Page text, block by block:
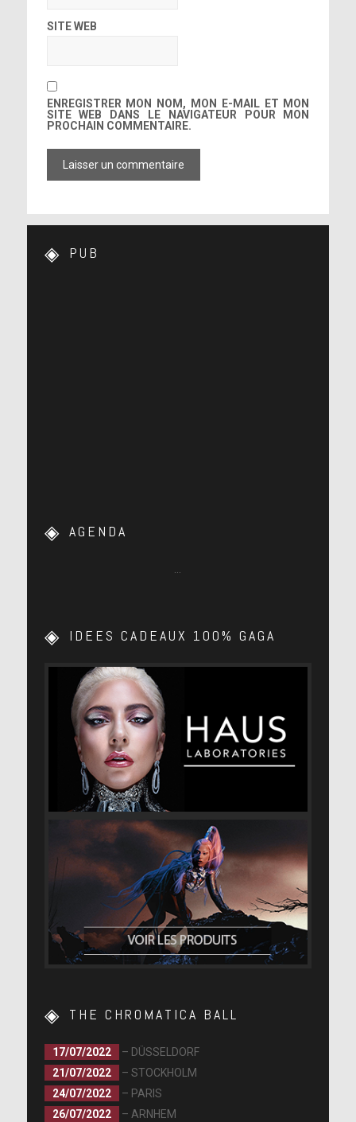
SITE WEB
ENREGISTRER MON NOM, MON E-MAIL ET MON
SITE WEB DANS LE NAVIGATEUR POUR MON
PROCHAIN COMMENTAIRE.
PUB
AGENDA
IDEES CADEAUX 100% GAGA
THE CHROMATICA BALL
17/07/2022
– DÜSSELDORF
21/07/2022
– STOCKHOLM
24/07/2022
– PARIS
26/07/2022
– ARNHEM